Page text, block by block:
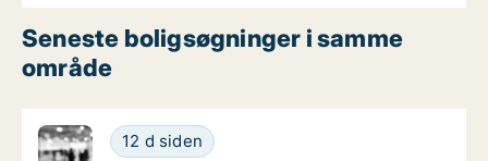
Seneste boligsøgninger i samme
område
Haisen søger andelsbolig i Nykøbing Falster
12 d siden